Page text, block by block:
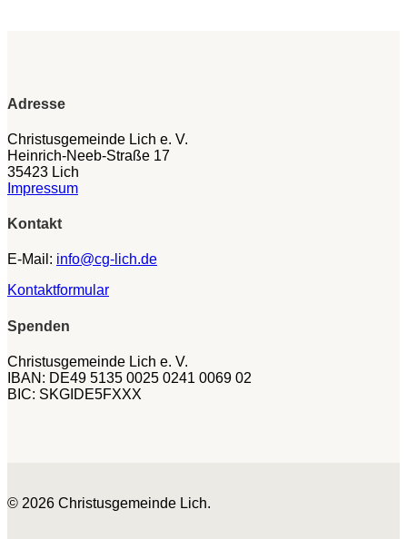
Adresse
Christusgemeinde Lich e. V.
Heinrich-Neeb-Straße 17
35423 Lich
Impressum
Kontakt
E-Mail: info@cg-lich.de
Kontaktformular
Spenden
Christusgemeinde Lich e. V.
IBAN: DE49 5135 0025 0241 0069 02
BIC: SKGIDE5FXXX
© 2026 Christusgemeinde Lich.